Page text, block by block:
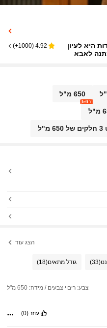
היא לעיון
לאבא
4.92
(
1000+
)
650 מ"ל
7 left
מ"ל
הצג עוד
(33) גודל מתאים(18)
צבע: ריבוי צבעים / מידה: 650 מ"ל
עוזר(0)